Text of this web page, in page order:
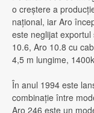
o creştere a
naţional, iar Aro
este neglijat
10.6, Aro 10.8 cu
4,5 m lungime,
În anul 1994 este
combinaţie între
Aro 246 este un